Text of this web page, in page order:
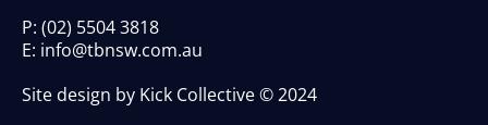
P: (02) 5504 3818
E: info@tbnsw.com.au
Site design by Kick Collective © 2024